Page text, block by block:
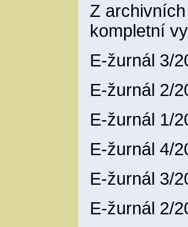
Z
kompletní
E-žurnál 3/
E-žurnál 2/
E-žurnál 1/
E-žurnál 4/
E-žurnál 3/
E-žurnál 2/